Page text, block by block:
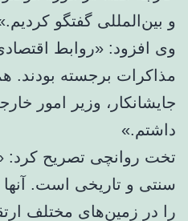
و بین‌المللی گفتگو
وی افزود: «روابط
مذاکرات برجسته بودند.
جایشانکار، وزیر امور
داشتم.»
تخت روانچی تصریح کرد:
سنتی و تاریخی است.
را در زمین‌های مختلف